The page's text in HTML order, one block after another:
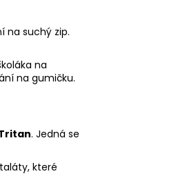
na suchý zip.
na
na gumičku.
. Jedná se
které